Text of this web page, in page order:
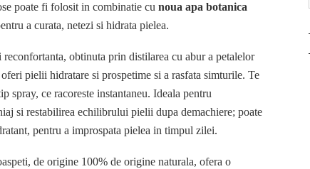
poate fi folosit in combinatie cu noua apa botanica
a curata, netezi si hidrata pielea.
reconfortanta, obtinuta prin distilarea cu abur a petalelor
pielii hidratare si prospetime si a rasfata simturile. Te
spray, ce racoreste instantaneu. Ideala pentru
si restabilirea echilibrului pielii dupa demachiere; poate
pentru a improspata pielea in timpul zilei.
de origine 100% de origine naturala, ofera o